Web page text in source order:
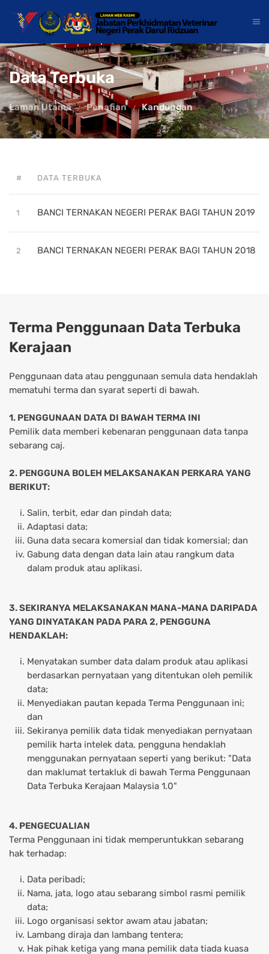
Data Terbuka
Laman Utama Penafian Kandungan
# DATA TERBUKA
1 BANCI TERNAKAN NEGERI PERAK BAGI TAHUN 2019
2 BANCI TERNAKAN NEGERI PERAK BAGI TAHUN 2018
Terma Penggunaan Data Terbuka
Kerajaan
Penggunaan data atau penggunaan semula data hendaklah
mematuhi terma dan syarat seperti di bawah.
1. PENGGUNAAN DATA DI BAWAH TERMA INI
Pemilik data memberi kebenaran penggunaan data tanpa
sebarang caj.
2. PENGGUNA BOLEH MELAKSANAKAN PERKARA YANG
BERIKUT:
Salin, terbit, edar dan pindah data;
Adaptasi data;
Guna data secara komersial dan tidak komersial; dan
Gabung data dengan data lain atau rangkum data
dalam produk atau aplikasi.
3. SEKIRANYA MELAKSANAKAN MANA-MANA DARIPADA
YANG DINYATAKAN PADA PARA 2, PENGGUNA
HENDAKLAH:
Menyatakan sumber data dalam produk atau aplikasi
berdasarkan pernyataan yang ditentukan oleh pemilik
data;
Menyediakan pautan kepada Terma Penggunaan ini;
dan
Sekiranya pemilik data tidak menyediakan pernyataan
pemilik harta intelek data, pengguna hendaklah
menggunakan pernyataan seperti yang berikut: "Data
dan maklumat tertakluk di bawah Terma Penggunaan
Data Terbuka Kerajaan Malaysia 1.0"
4. PENGECUALIAN
Terma Penggunaan ini tidak memperuntukkan sebarang
hak terhadap:
Data peribadi;
Nama, jata, logo atau sebarang simbol rasmi pemilik
data;
Logo organisasi sektor awam atau jabatan;
Lambang diraja dan lambang tentera;
Hak pihak ketiga yang mana pemilik data tiada kuasa